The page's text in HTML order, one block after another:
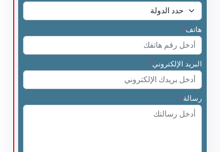
هاتف*
البريد الإلكتروني*
رسالة*